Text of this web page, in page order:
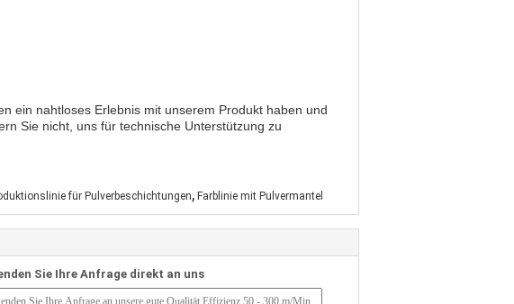
ein nahtloses Erlebnis mit unserem Produkt haben und
Sie nicht, uns für technische Unterstützung zu
für Pulverbeschichtungen, Farblinie mit Pulvermantel
Sie Ihre Anfrage direkt an uns